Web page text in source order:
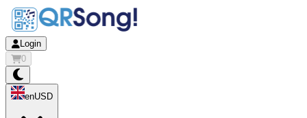
Login
0
enUSD